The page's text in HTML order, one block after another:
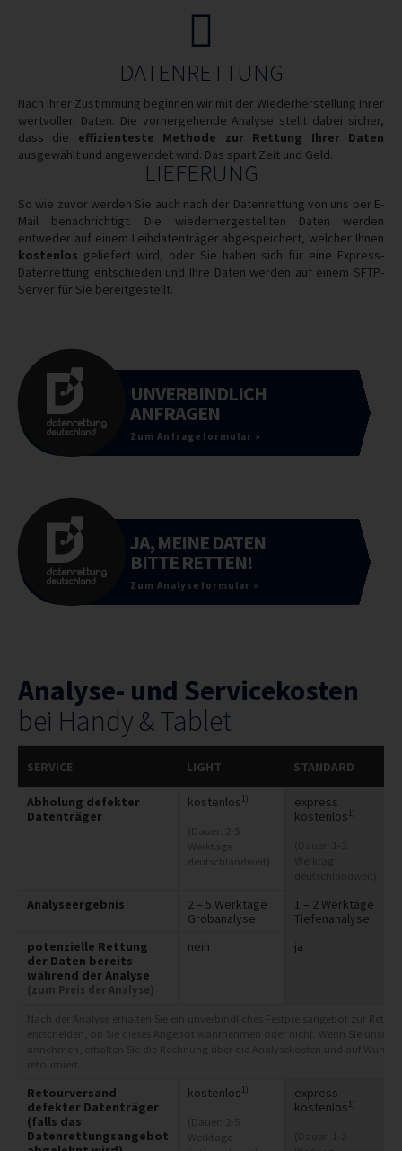
DATENRETTUNG
Nach Ihrer Zustimmung beginnen wir mit der Wiederherstellung Ihrer
wertvollen Daten. Die vorhergehende Analyse stellt dabei sicher,
dass die effizienteste Methode zur Rettung Ihrer Daten
ausgewählt und angewendet wird. Das spart Zeit und Geld.
LIEFERUNG
So wie zuvor werden Sie auch nach der Datenrettung von uns per E-
Mail benachrichtigt. Die wiederhergestellten Daten werden
entweder auf einem Leihdatenträger abgespeichert, welcher Ihnen
kostenlos geliefert wird, oder Sie haben sich für eine Express-
Datenrettung entschieden und Ihre Daten werden auf einem SFTP-
Server für Sie bereitgestellt.
UNVERBINDLICH
ANFRAGEN
Zum Anfrageformular »
JA, MEINE DATEN
BITTE RETTEN!
Zum Analyseformular »
Analyse- und Servicekosten
bei Handy & Tablet
SERVICE LIGHT STANDARD
Abholung defekter
Datenträger
kostenlos1)
(Dauer: 2-5
Werktage
deutschlandweit)
express
kostenlos1)
Analyseergebnis
2 – 5 Werktage
Grobanalyse
1 – 2 Werktage
Tiefenanalyse
potenzielle Rettung
der Daten bereits
während der Analyse
(zum Preis der Analyse)
nein ja
Retourversand
defekter Datenträger
(falls das
Datenrettungsangebot
kostenlos1)
(Dauer: 2-5
Werktage
express
kostenlos1)